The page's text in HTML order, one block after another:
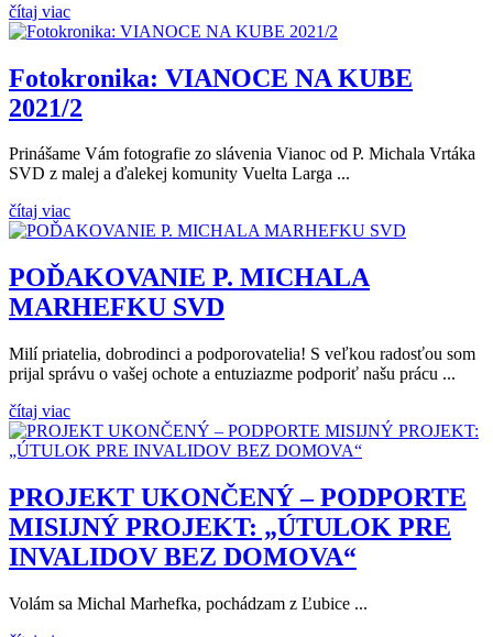
čítaj viac
Fotokronika: VIANOCE NA KUBE
2021/2
Prinášame Vám fotografie zo slávenia Vianoc od P. Michala Vrtáka
SVD z malej a ďalekej komunity Vuelta Larga ...
čítaj viac
POĎAKOVANIE P. MICHALA
MARHEFKU SVD
Milí priatelia, dobrodinci a podporovatelia! S veľkou radosťou som
prijal správu o vašej ochote a entuziazme podporiť našu prácu ...
čítaj viac
PROJEKT UKONČENÝ – PODPORTE
MISIJNÝ PROJEKT: „ÚTULOK PRE
INVALIDOV BEZ DOMOVA“
Volám sa Michal Marhefka, pochádzam z Ľubice ...